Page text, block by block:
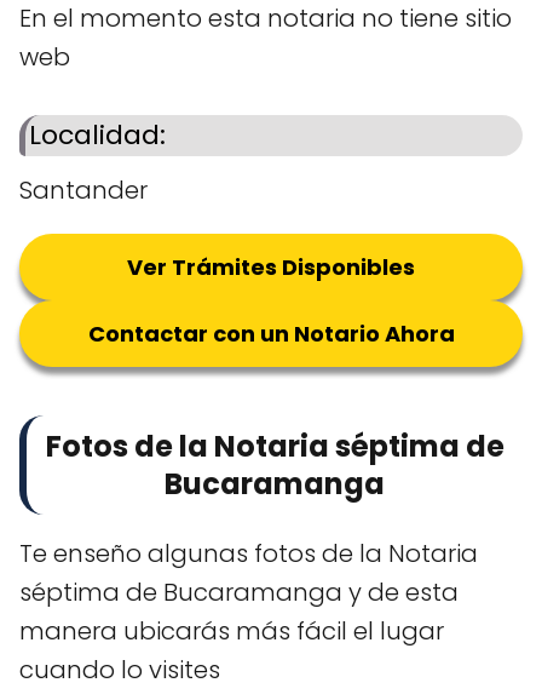
En el momento esta notaria no tiene sitio
web
Localidad:
Santander
Ver Trámites Disponibles
Contactar con un Notario Ahora
Fotos de la Notaria séptima de
Bucaramanga
Te enseño algunas fotos de la Notaria
séptima de Bucaramanga y de esta
manera ubicarás más fácil el lugar
cuando lo visites